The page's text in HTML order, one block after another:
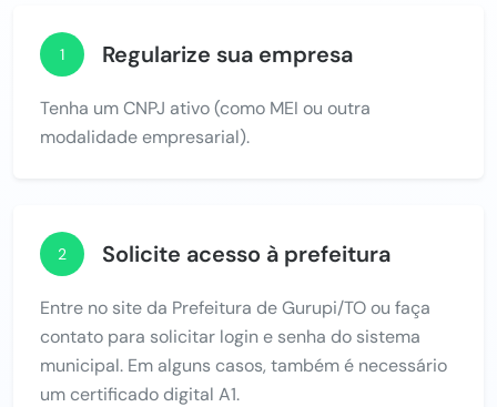
1 Regularize sua empresa
Tenha um CNPJ ativo (como MEI ou outra
modalidade empresarial).
2 Solicite acesso à prefeitura
Entre no site da Prefeitura de Gurupi/TO ou faça
contato para solicitar login e senha do sistema
municipal. Em alguns casos, também é necessário
um certificado digital A1.